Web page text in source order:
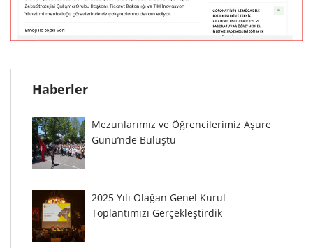
Haberler
Mezunlarımız ve Öğrencilerimiz Aşure
Günü’nde Buluştu
2025 Yılı Olağan Genel Kurul
Toplantımızı Gerçekleştirdik